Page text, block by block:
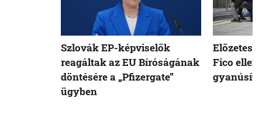
Szlovák EP-képviselők
reagáltak az EU Bíróságának
döntésére a „Pfizergate”
ügyben
Fico